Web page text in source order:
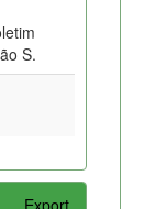
S.
Export